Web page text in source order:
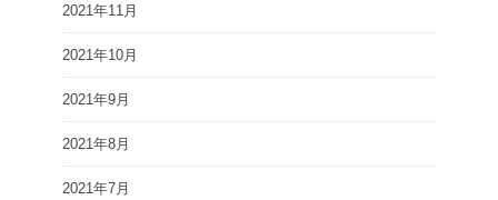
2021年11月
2021年10月
2021年9月
2021年8月
2021年7月